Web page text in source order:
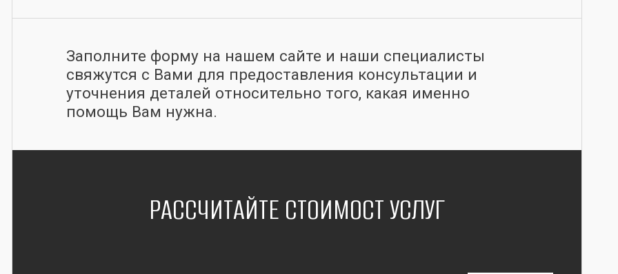
Заполните форму на нашем сайте и наши специалисты
свяжутся с Вами для предоставления консультации и
уточнения деталей относительно того, какая именно
помощь Вам нужна.
РАССЧИТАЙТЕ СТОИМОСТ УСЛУГ